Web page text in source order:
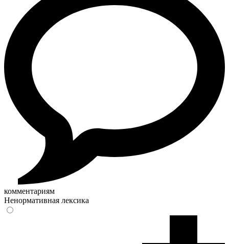
комментариям
Ненормативная лексика